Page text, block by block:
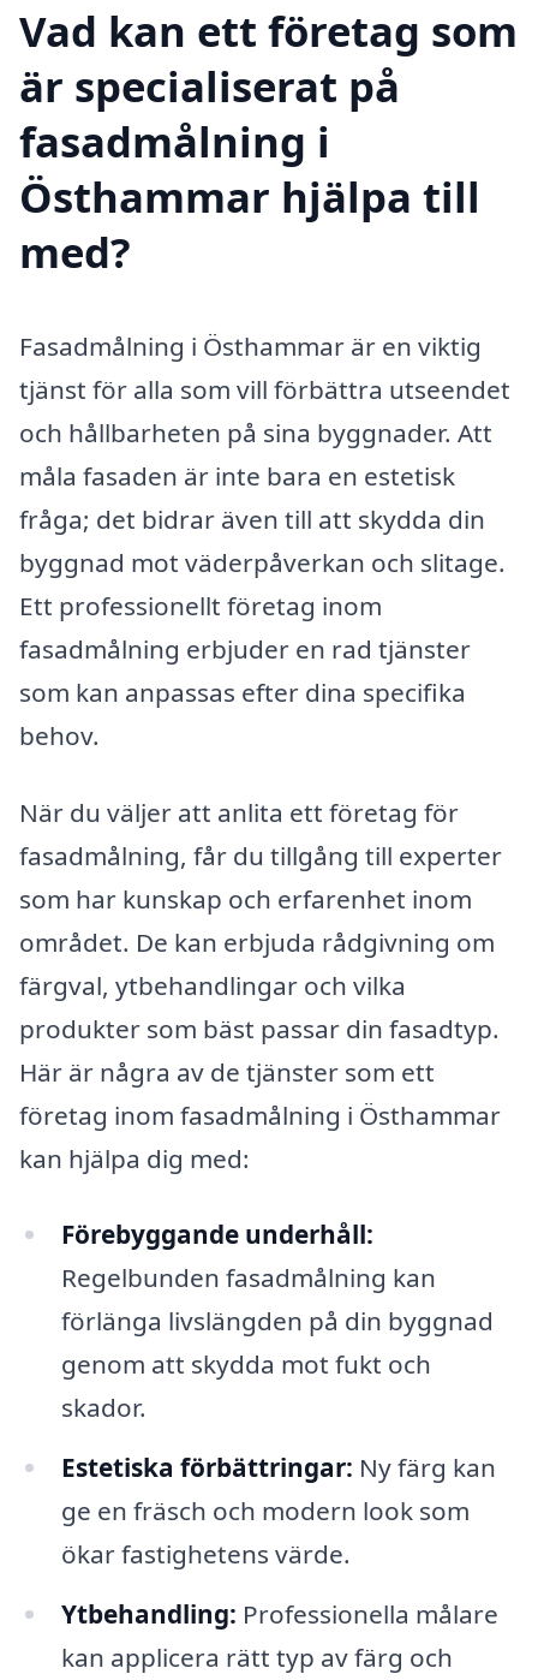
Vad kan ett företag som
är specialiserat på
fasadmålning i
Östhammar hjälpa till
med?
Fasadmålning i Östhammar är en viktig
tjänst för alla som vill förbättra utseendet
och hållbarheten på sina byggnader. Att
måla fasaden är inte bara en estetisk
fråga; det bidrar även till att skydda din
byggnad mot väderpåverkan och slitage.
Ett professionellt företag inom
fasadmålning erbjuder en rad tjänster
som kan anpassas efter dina specifika
behov.
När du väljer att anlita ett företag för
fasadmålning, får du tillgång till experter
som har kunskap och erfarenhet inom
området. De kan erbjuda rådgivning om
färgval, ytbehandlingar och vilka
produkter som bäst passar din fasadtyp.
Här är några av de tjänster som ett
företag inom fasadmålning i Östhammar
kan hjälpa dig med:
Förebyggande underhåll:
Regelbunden fasadmålning kan
förlänga livslängden på din byggnad
genom att skydda mot fukt och
skador.
Estetiska förbättringar: Ny färg kan
ge en fräsch och modern look som
ökar fastighetens värde.
Ytbehandling: Professionella målare
kan applicera rätt typ av färg och